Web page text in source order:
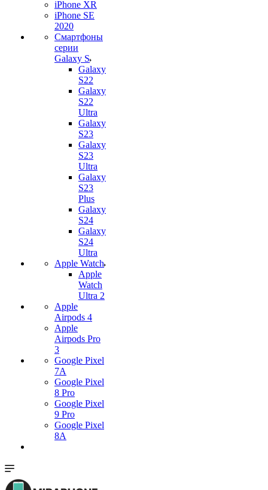
iPhone XR
iPhone SE
2020
Смартфоны
серии
Galaxy S
Galaxy
S22
Galaxy
S22
Ultra
Galaxy
S23
Galaxy
S23
Ultra
Galaxy
S23
Plus
Galaxy
S24
Galaxy
S24
Ultra
Apple Watch
Apple
Watch
Ultra 2
Apple
Airpods 4
Apple
Airpods Pro
3
Google Pixel
7А
Google Pixel
8 Pro
Google Pixel
9 Pro
Google Pixel
8A